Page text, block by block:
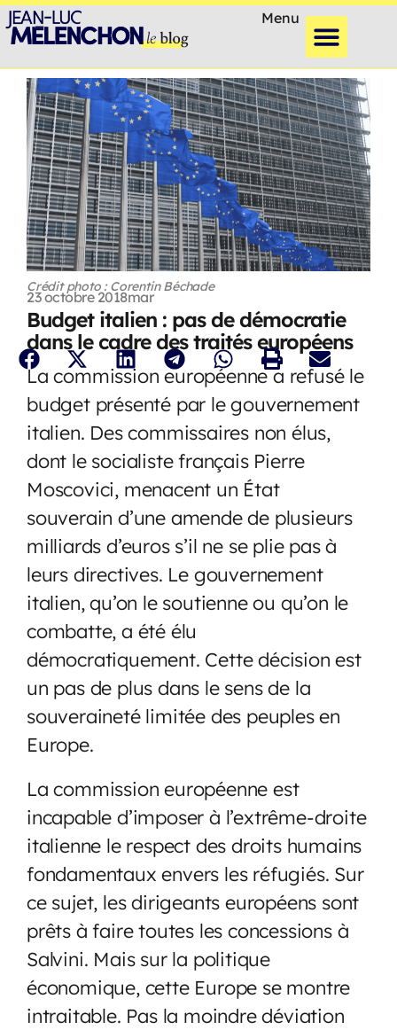
Menu
Crédit photo : Corentin Béchade
23 octobre 2018mar
Budget italien : pas de démocratie
dans le cadre des traités européens
La commission européenne a refusé le
budget présenté par le gouvernement
italien. Des commissaires non élus,
dont le socialiste français Pierre
Moscovici, menacent un État
souverain d’une amende de plusieurs
milliards d’euros s’il ne se plie pas à
leurs directives. Le gouvernement
italien, qu’on le soutienne ou qu’on le
combatte, a été élu
démocratiquement. Cette décision est
un pas de plus dans le sens de la
souveraineté limitée des peuples en
Europe.
La commission européenne est
incapable d’imposer à l’extrême-droite
italienne le respect des droits humains
fondamentaux envers les réfugiés. Sur
ce sujet, les dirigeants européens sont
prêts à faire toutes les concessions à
Salvini. Mais sur la politique
économique, cette Europe se montre
intraitable. Pas la moindre déviation